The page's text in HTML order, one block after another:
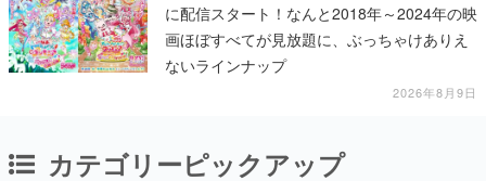
に配信スタート！なんと2018年～2024年の映
画ほぼすべてが見放題に、ぶっちゃけありえ
ないラインナップ
2026年8月9日
カテゴリーピックアップ